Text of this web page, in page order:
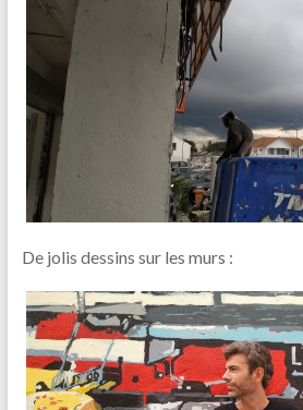
De jolis dessins sur les murs :